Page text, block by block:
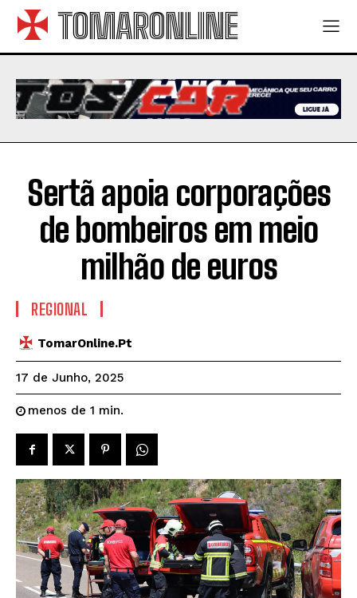
TOMARONLINE
Sertã apoia corporações
de bombeiros em meio
milhão de euros
REGIONAL
TomarOnline.pt
17 de Junho, 2025
menos de 1 min.